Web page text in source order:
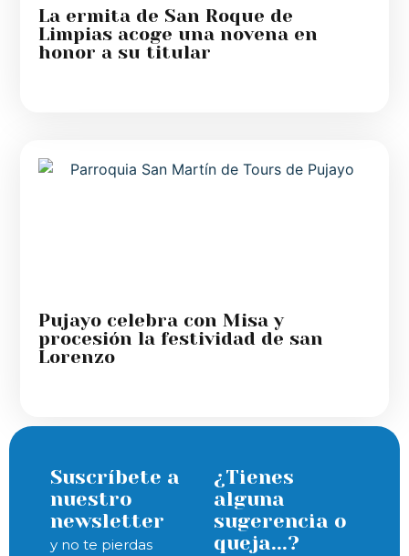
La ermita de San Roque de
Limpias acoge una novena en
honor a su titular
Pujayo celebra con Misa y
procesión la festividad de san
Lorenzo
Suscríbete a
nuestro
newsletter
y no te pierdas
¿Tienes
alguna
sugerencia o
queja...?